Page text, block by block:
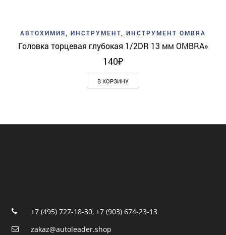
АВТОХИМИЯ ИНСТРУМЕНТ ИНСТРУМЕНТ OMBRA
Головка торцевая глубокая 1/2DR 13 мм OMBRA»
140₽
В КОРЗИНУ
+7 (495) 727-18-30, +7 (903) 674-23-13
zakaz@autoleader.shop